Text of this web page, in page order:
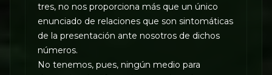
tres, no nos proporciona más que un único
enunciado de relaciones que son sintomáticas
de la presentación ante nosotros de dichos
números.
No tenemos, pues, ningún medio para